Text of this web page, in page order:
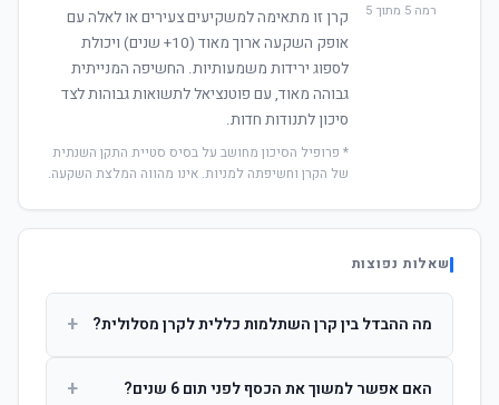
רמה 5 מתוך 5
קרן זו מתאימה למשקיעים צעירים או לאלה עם
אופק השקעה ארוך מאוד (10+ שנים) ויכולת
לספוג ירידות משמעותיות. החשיפה המנייתית
גבוהה מאוד, עם פוטנציאל לתשואות גבוהות לצד
סיכון לתנודות חדות.
* פרופיל הסיכון מחושב על בסיס סטיית התקן השנתית
של הקרן וחשיפתה למניות. אינו מהווה המלצת השקעה.
שאלות נפוצות
מה ההבדל בין קרן השתלמות כללית לקרן מסלולית? +
ההשקעות. קרן מסלולית עוקבת אחרי מדד ספציפי ומאפשרת
האם אפשר למשוך את הכסף לפני תום 6 שנים? +